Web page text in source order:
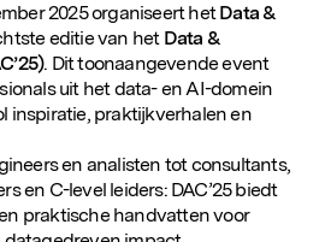
2025 organiseert hetData &
editie van het Data &
. Dit toonaangevende event
uit het data- en AI-domein
inspiratie, praktijkverhalen en
en analisten tot consultants,
en C-level leiders: DAC’25 biedt
praktische handvatten voor